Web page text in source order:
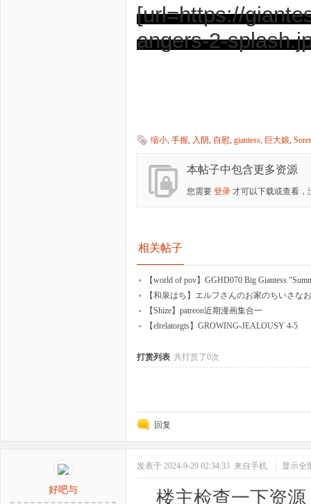
[url=https://
angers-2-
缩小, 手握, 入阴, 自慰, giantess, 巨大娘,
本帖子中包含更多资源
您需要 登录 才可以下载或查看，
相关帖子
【world of pov】GGHD070 Big Giantess
【和泉はち】エルフさんのお家のちいさな
【Shize】patreon近期漫画集合一
【elrelatorgts】GROWING-JEALOUSY 4-5
打赏列表 共打赏了0次
回复
好吧与
发表于 2024-9-29 02:34:33 来自手机 显示全
楼主检查一下资